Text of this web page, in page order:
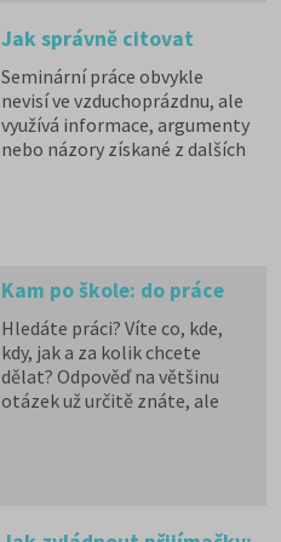
Z výsledků ankety na
www.Seminarky.cz
jsme pro
vás vybrali ty nejzajímavější
informace - v prvním díle o
úskalích přijímacích zkoušek.
Jak správně citovat
Seminární práce obvykle
nevisí ve vzduchoprázdnu, ale
využívá informace, argumenty
nebo názory získané z dalších
dokonce nám ji ukládá i
zákon. Než svoji seminárku
odevzdáte, přesvědčte se
proto, že je dokonalá i v
tomto směru. Společně s
portálem
Kam po škole: do práce
Hledáte práci? Víte co, kde,
kdy, jak a za kolik chcete
dělat? Odpověď na většinu
otázek už určitě znáte, ale